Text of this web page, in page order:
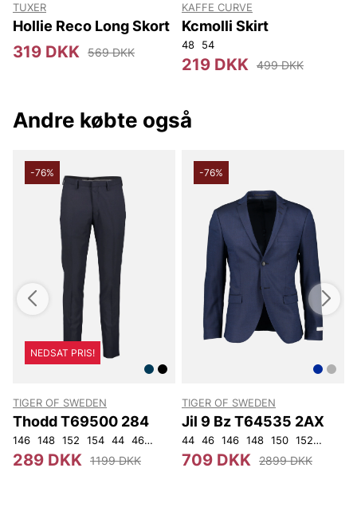
TUXER
Hollie Reco Long Skort
319 DKK 569 DKK
KAFFE CURVE
Kcmolli Skirt
48 54
219 DKK 499 DKK
Andre købte også
-76%
NEDSAT PRIS!
TIGER OF SWEDEN
Thodd T69500 284
146 148 152 154 44 46 48 50 52 54 56 92 104
289 DKK 1199 DKK
-76%
TIGER OF SWEDEN
Jil 9 Bz T64535 2AX
44 46 146 148 150 152 92
709 DKK 2899 DKK